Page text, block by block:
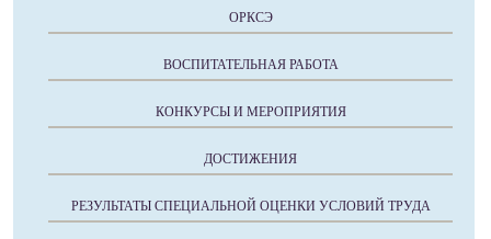
ОРКСЭ
ВОСПИТАТЕЛЬНАЯ РАБОТА
КОНКУРСЫ И МЕРОПРИЯТИЯ
ДОСТИЖЕНИЯ
РЕЗУЛЬТАТЫ СПЕЦИАЛЬНОЙ ОЦЕНКИ УСЛОВИЙ ТРУДА